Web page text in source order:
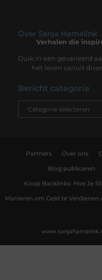
Over Sanja Hamelink
Verhalen die
Duik in een gevarieerd
het leven vanuit
Bericht categorie
Partners Over ons
Blog publiceren
Koop Backlinks: Hoe Je
Manieren om Geld te